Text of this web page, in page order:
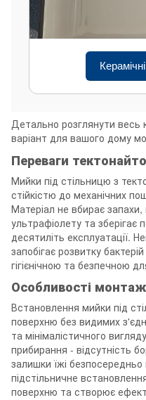
Детально розглянути весь
варіант для вашого дому
Переваги
Мийки під стільницю з
стійкістю до механічних
Матеріал не вбирає запахи,
ультрафіолету та
десятиліть експлуатації.
запобігає розвитку
гігієнічною та безпечною
Особливості
Встановлення мийки під
поверхню без видимих
та мінімалістичного
прибирання - відсутність
залишки їжі
підстільничне
поверхню та створює ефект